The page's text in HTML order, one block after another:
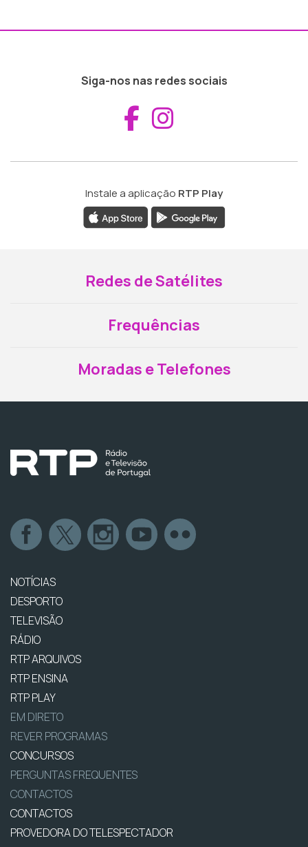
Siga-nos nas redes sociais
Aceder ao
Instale a aplicação RTP Play
Redes de Satélites
Frequências
Moradas e Telefones
NOTÍCIAS
DESPORTO
TELEVISÃO
RÁDIO
RTP ARQUIVOS
RTP ENSINA
RTP PLAY
EM DIRETO
REVER PROGRAMAS
CONCURSOS
PERGUNTAS FREQUENTES
CONTACTOS
CONTACTOS
PROVEDORA DO TELESPECTADOR